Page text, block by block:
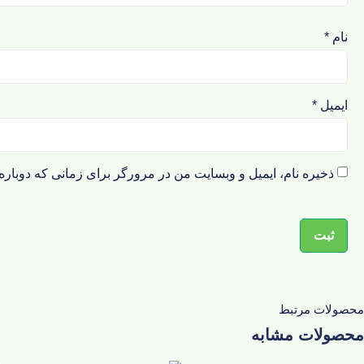
نام *
ایمیل *
ذخیره نام، ایمیل و وبسایت من در مرورگر برای زمانی که
محصولات مرتبط
محصولات مشابه